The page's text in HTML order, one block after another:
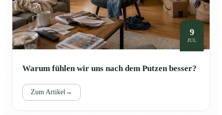
9
JUL
Warum fühlen wir uns nach dem Putzen besser?
Zum Artikel →